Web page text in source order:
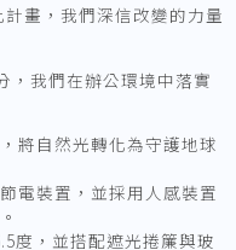
畫，我們深信改變的力量
，我們在辦公環境中落實
將自然光轉化為守護地球
電裝置，並採用人感裝置
度，並搭配遮光捲簾與玻